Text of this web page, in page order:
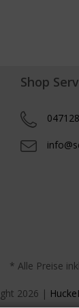
Shop
* Alle Preise
2026 |